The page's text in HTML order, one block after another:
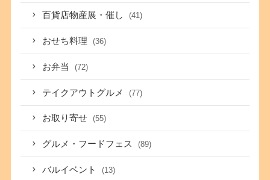
百貨店物産展・催し (41)
おせち料理 (36)
お弁当 (72)
テイクアウトグルメ (77)
お取り寄せ (55)
グルメ・フードフェス (89)
バルイベント (13)